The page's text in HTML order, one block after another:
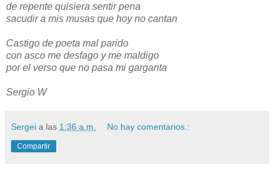
de repente quisiera sentir pena
sacudir a mis musas que hoy no cantan
Castigo de poeta mal parido
con asco me desfago y me maldigo
por el verso que no pasa mi garganta
Sergio W
Sergei a las 1:36 a.m. No hay comentarios.:
Compartir